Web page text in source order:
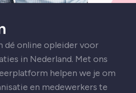
dé online opleider voor
in Nederland. Met ons
helpen we je om
en medewerkers te